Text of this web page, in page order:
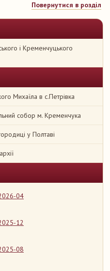
і Кременчуцького
Михаїла в с.Петрівка
собор м. Кременчука
у Полтаві
04
12
08
Повернутися в розділ